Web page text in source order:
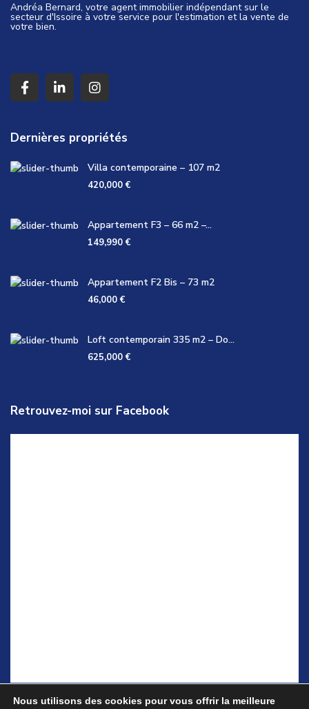
Andréa Bernard, votre agent immobilier indépendant sur le
secteur d'Issoire à votre service pour l'estimation et la vente de
votre bien.
Dernières propriétés
Villa contemporaine – 107 m2
420,000 €
Appartement F3 – 66 m2 –...
149,990 €
Appartement F2 Bis – 73 m2
46,000 €
Loft contemporain 335 m2 – Do...
625,000 €
Retrouvez-moi sur Facebook
Nous utilisons des cookies pour vous offrir la meilleure